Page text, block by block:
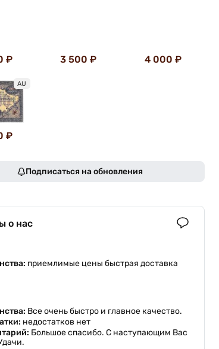
₽ 3 500 ₽ 4 000 ₽
AU
₽
Подписаться на обновления
о нас
приемлимые цены быстрая доставка
Все очень быстро и главное качество.
недостатков нет
Большое спасибо. С наступающим Вас